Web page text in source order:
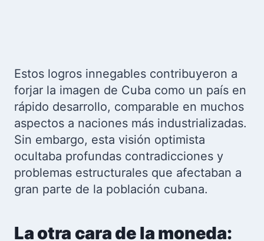
Estos logros innegables contribuyeron a
forjar la imagen de Cuba como un país en
rápido desarrollo, comparable en muchos
aspectos a naciones más industrializadas.
Sin embargo, esta visión optimista
ocultaba profundas contradicciones y
problemas estructurales que afectaban a
gran parte de la población cubana.
La otra cara de la moneda: